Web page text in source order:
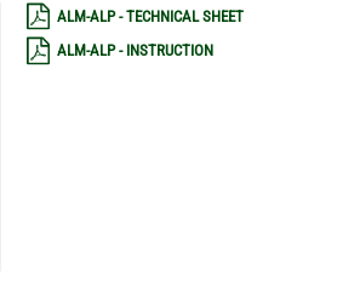
ALM-ALP - TECHNICAL SHEET
ALM-ALP - INSTRUCTION